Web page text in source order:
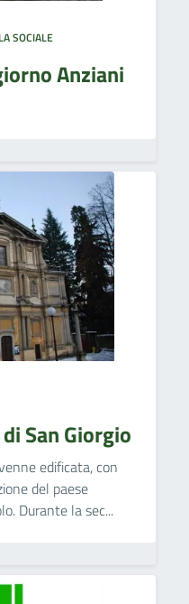
SOCIALE
Anziani
San Giorgio
edificata, con
del paese
Durante la sec...